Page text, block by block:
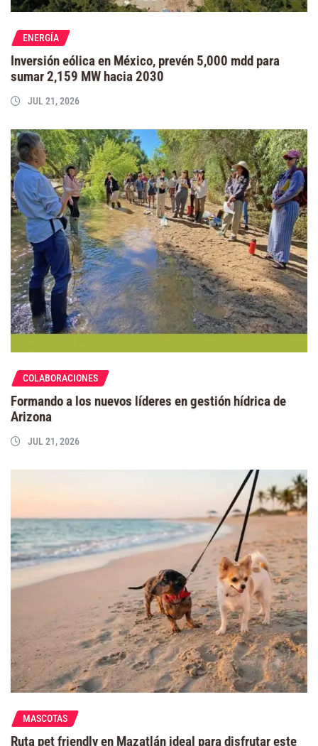
ENERGÍA
Inversión eólica en México, prevén 5,000 mdd para
sumar 2,159 MW hacia 2030
JUL 21, 2026
COLABORACIONES
Formando a los nuevos líderes en gestión hídrica de
Arizona
JUL 21, 2026
MASCOTAS
Ruta pet friendly en Mazatlán ideal para disfrutar este